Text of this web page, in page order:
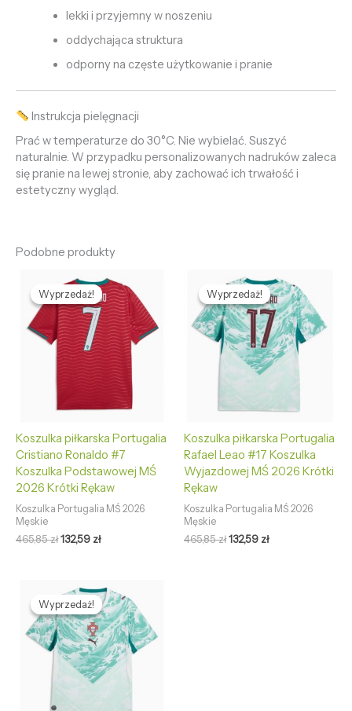
lekki i przyjemny w noszeniu
oddychająca struktura
odporny na częste użytkowanie i pranie
Instrukcja pielęgnacji
Prać w temperaturze do 30°C. Nie wybielać. Suszyć
naturalnie. W przypadku personalizowanych nadruków zaleca
się pranie na lewej stronie, aby zachować ich trwałość i
estetyczny wygląd.
Podobne produkty
Wyprzedaż!
Wyprzedaż!
Koszulka piłkarska Portugalia
Cristiano Ronaldo #7
Koszulka Podstawowej MŚ
2026 Krótki Rękaw
Koszulka Portugalia MŚ 2026
Męskie
465,85zł
cena
wynosiła:
465,85 zł.
132,59 zł
cena
wynosi:
132,59 zł.
Wyprzedaż!
Wyprzedaż!
Koszulka piłkarska Portugalia
Rafael Leao #17 Koszulka
Wyjazdowej MŚ 2026 Krótki
Rękaw
Koszulka Portugalia MŚ 2026
Męskie
465,85zł
Pierwotna
cena
wynosiła:
465,85 zł.
132,59 zł
cena
wynosi:
132,59 zł.
Wyprzedaż!
Wyprzedaż!
Pierwotna
cena
wynosiła:
465,85 zł.
Aktualna
cena
wynosi:
132,59 zł.